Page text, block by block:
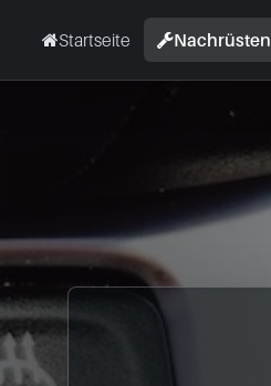
Startseite Nachrüsten